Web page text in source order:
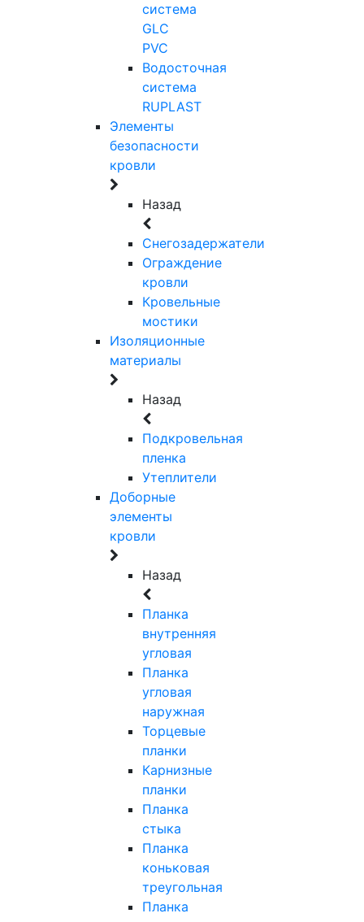
система
GLC
PVC
Водосточная
система
RUPLAST
Элементы
безопасности
кровли
Назад
Снегозадержатели
Ограждение
кровли
Кровельные
мостики
Изоляционные
материалы
Назад
Подкровельная
пленка
Утеплители
Доборные
элементы
кровли
Назад
Планка
внутренняя
угловая
Планка
угловая
наружная
Торцевые
планки
Карнизные
планки
Планка
стыка
Планка
коньковая
треугольная
Планка